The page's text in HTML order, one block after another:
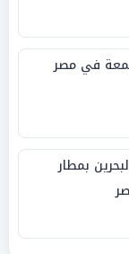
في مصر
بمطار